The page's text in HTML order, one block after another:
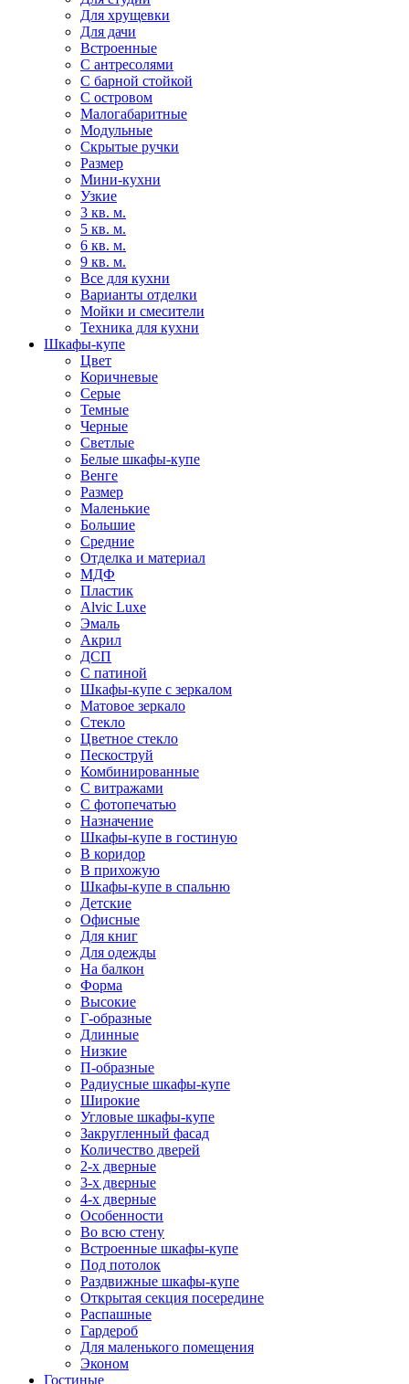
Для хрущевки
Для дачи
Встроенные
С антресолями
С барной стойкой
С островом
Малогабаритные
Модульные
Скрытые ручки
Размер
Мини-кухни
Узкие
3 кв. м.
5 кв. м.
6 кв. м.
9 кв. м.
Все для кухни
Варианты отделки
Мойки и смесители
Техника для кухни
Шкафы-купе
Цвет
Коричневые
Серые
Темные
Черные
Светлые
Белые шкафы-купе
Венге
Размер
Маленькие
Большие
Средние
Отделка и материал
МДФ
Пластик
Alvic Luxe
Эмаль
Акрил
ДСП
С патиной
Шкафы-купе с зеркалом
Матовое зеркало
Стекло
Цветное стекло
Пескоструй
Комбинированные
С витражами
С фотопечатью
Назначение
Шкафы-купе в гостиную
В коридор
В прихожую
Шкафы-купе в спальню
Детские
Офисные
Для книг
Для одежды
На балкон
Форма
Высокие
Г-образные
Длинные
Низкие
П-образные
Радиусные шкафы-купе
Широкие
Угловые шкафы-купе
Закругленный фасад
Количество дверей
2-х дверные
3-х дверные
4-х дверные
Особенности
Во всю стену
Встроенные шкафы-купе
Под потолок
Раздвижные шкафы-купе
Открытая секция посередине
Распашные
Гардероб
Для маленького помещения
Эконом
Гостиные